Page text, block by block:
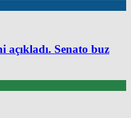
açıkladı. Senato buz